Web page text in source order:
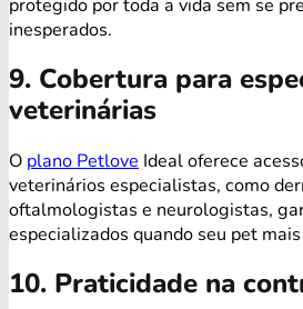
protegido por toda a vida sem se
inesperados.
9. Cobertura para
veterinárias
O plano Petlove Ideal oferece
veterinários especialistas, como
oftalmologistas e neurologistas,
especializados quando seu pet
10. Praticidade na